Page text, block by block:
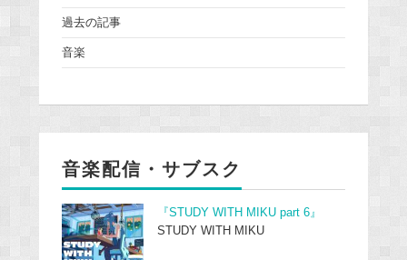
過去の記事
音楽
音楽配信・サブスク
『STUDY WITH MIKU part 6』
STUDY WITH MIKU